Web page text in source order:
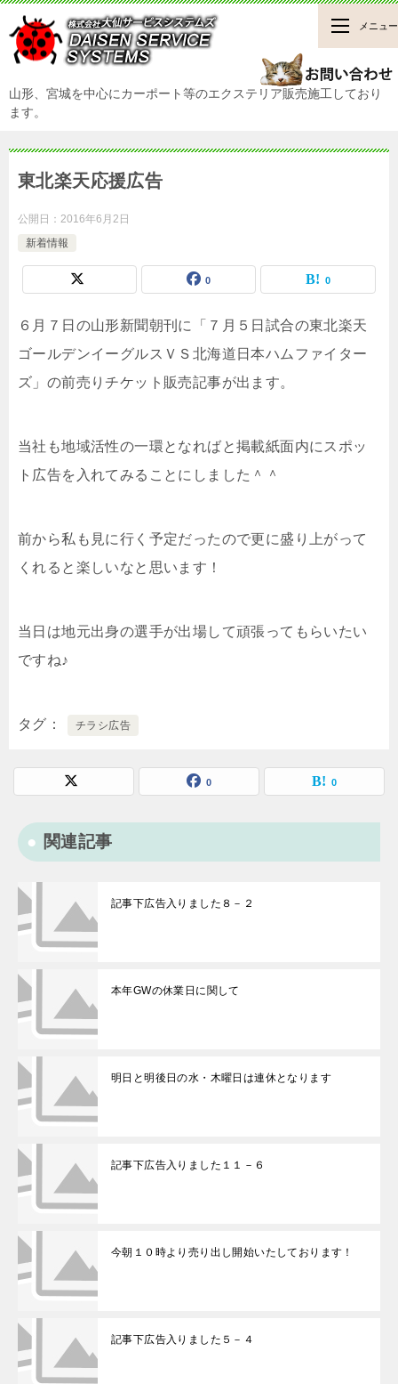
山形、宮城を中心にカーポート等のエクステリア販売施工しており
ます。
メニュー
東北楽天応援広告
公開日： 2016年6月2日
新着情報
0 0
６月７日の山形新聞朝刊に「７月５日試合の東北楽天
ゴールデンイーグルスＶＳ北海道日本ハムファイター
ズ」の前売りチケット販売記事が出ます。
当社も地域活性の一環となればと掲載紙面内にスポッ
ト広告を入れてみることにしました＾＾
前から私も見に行く予定だったので更に盛り上がって
くれると楽しいなと思います！
当日は地元出身の選手が出場して頑張ってもらいたい
ですね♪
タグ チラシ広告
0 0
関連記事
記事下広告入りました８－２
本年GWの休業日に関して
明日と明後日の水・木曜日は連休となります
記事下広告入りました１１－６
今朝１０時より売り出し開始いたしております！
記事下広告入りました５－４